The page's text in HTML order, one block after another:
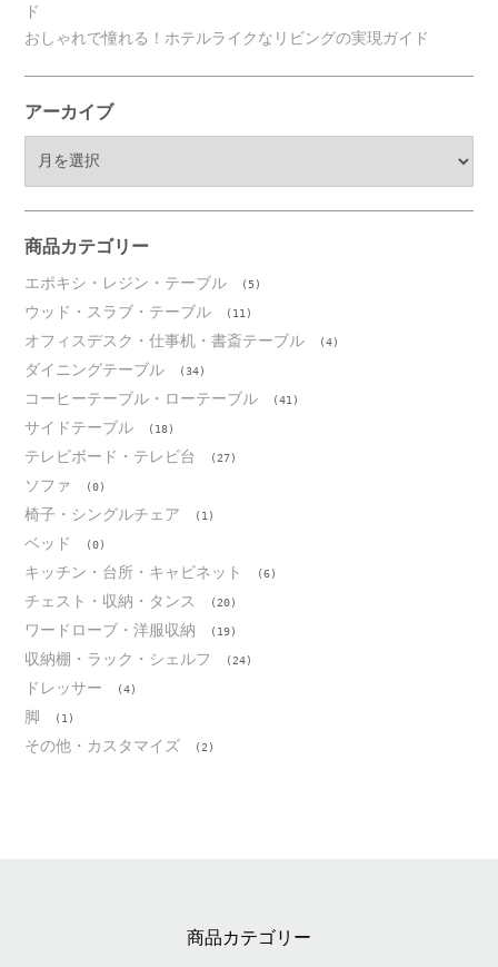
ド
おしゃれで憧れる！ホテルライクなリビングの実現ガイド
アーカイブ
ブ
商品カテゴリー
エポキシ・レジン・テーブル (5)
ウッド・スラブ・テーブル (11)
オフィスデスク・仕事机・書斎テーブル (4)
ダイニングテーブル (34)
コーヒーテーブル・ローテーブル (41)
サイドテーブル (18)
テレビボード・テレビ台 (27)
ソファ (0)
椅子・シングルチェア (1)
ベッド (0)
キッチン・台所・キャビネット (6)
チェスト・収納・タンス (20)
ワードローブ・洋服収納 (19)
収納棚・ラック・シェルフ (24)
ドレッサー (4)
脚 (1)
その他・カスタマイズ (2)
商品カテゴリー